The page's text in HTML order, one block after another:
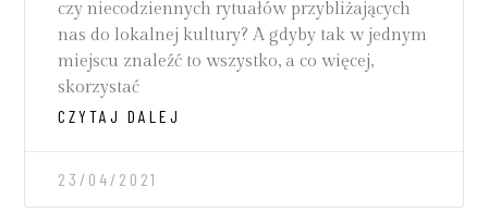
czy niecodziennych rytuałów przybliżających
nas do lokalnej kultury? A gdyby tak w jednym
miejscu znaleźć to wszystko, a co więcej,
skorzystać
CZYTAJ DALEJ
23/04/2021